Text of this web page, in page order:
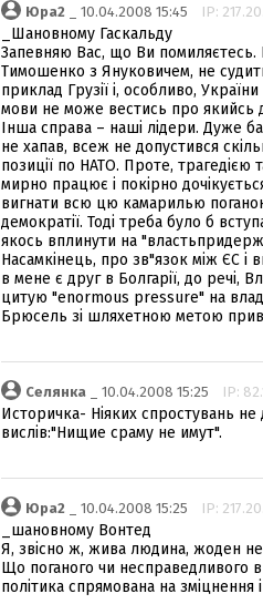
Юра2 _ 10.04.2008 15:45 IP:
_Шановному Гаскальду
Запевняю Вас, що Ви
Тимошенко з Януковичем, не
приклад Грузії і, особливо,
мови не може вестись про
Інша справа – наші лідери. Дуже
не хапав, всеж не допустився
позиції по НАТО. Проте, трагедією
мирно працює і покірно
вигнати всю цю камарилью
демократії. Тоді треба було б
якось вплинути на
Насамкінець, про зв"язок між ЄС і
в мене є друг в Болгарії, до речі,
цитую "enormous pressure" на
Брюсель зі шляхетною метою
Селянка _ 10.04.2008 15:25 IP:
Историчка- Ніяких спростувань
вислів:"Нищие сраму не имут".
Юра2 _ 10.04.2008 15:25 IP:
_шановному Вонтед
Я, звісно ж, жива людина, жоден
Що поганого чи несправедливого
політика спрямована на